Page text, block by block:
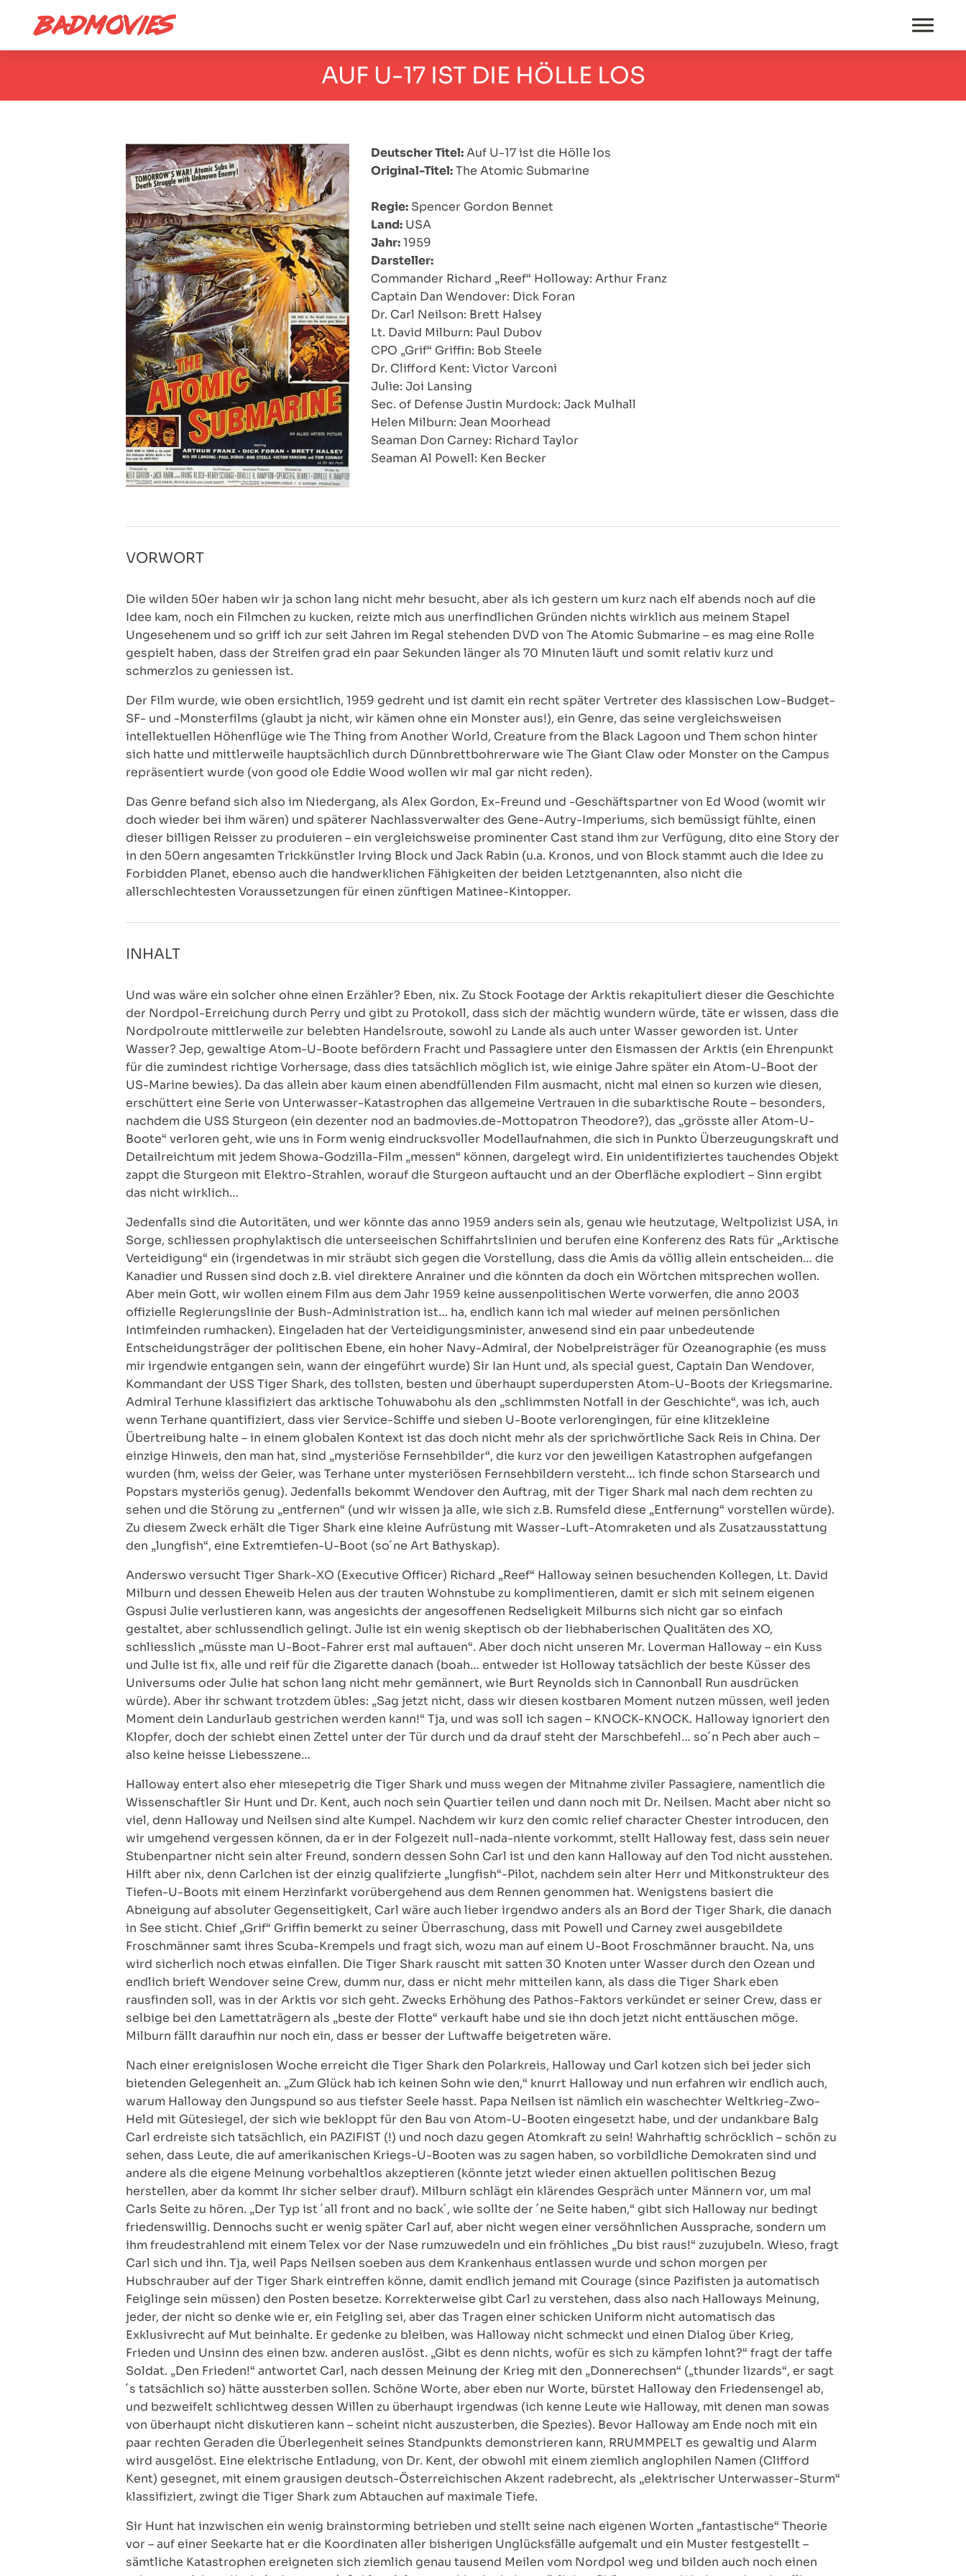
AUF U-17 IST DIE HÖLLE LOS
Deutscher Titel:Auf U-17 ist die Hölle los
Original-Titel:The Atomic Submarine
Regie: Spencer Gordon Bennet
Land: USA
Jahr:1959
Darsteller:
Commander Richard „Reef“ Holloway: Arthur Franz
Captain Dan Wendover: Dick Foran
Dr. Carl Neilson: Brett Halsey
Lt. David Milburn: Paul Dubov
CPO „Grif“ Griffin: Bob Steele
Dr. Clifford Kent: Victor Varconi
Julie: Joi Lansing
Sec. of Defense Justin Murdock: Jack Mulhall
Helen Milburn: Jean Moorhead
Seaman Don Carney: Richard Taylor
Seaman Al Powell: Ken Becker
VORWORT
Die wilden 50er haben wir ja schon lang nicht mehr besucht, aber als ich gestern um kurz nach elf abends noch auf die
Idee kam, noch ein Filmchen zu kucken, reizte mich aus unerfindlichen Gründen nichts wirklich aus meinem Stapel
Ungesehenem und so griff ich zur seit Jahren im Regal stehenden DVD von The Atomic Submarine – es mag eine Rolle
gespielt haben, dass der Streifen grad ein paar Sekunden länger als 70 Minuten läuft und somit relativ kurz und
schmerzlos zu geniessen ist.
Der Film wurde, wie oben ersichtlich, 1959 gedreht und ist damit ein recht später Vertreter des klassischen Low-Budget-
SF- und -Monsterfilms (glaubt ja nicht, wir kämen ohne ein Monster aus!), ein Genre, das seine vergleichsweisen
intellektuellen Höhenflüge wie The Thing from Another World, Creature from the Black Lagoon und Them schon hinter
sich hatte und mittlerweile hauptsächlich durch Dünnbrettbohrerware wie The Giant Claw oder Monster on the Campus
repräsentiert wurde (von good ole Eddie Wood wollen wir mal gar nicht reden).
Das Genre befand sich also im Niedergang, als Alex Gordon, Ex-Freund und -Geschäftspartner von Ed Wood (womit wir
doch wieder bei ihm wären) und späterer Nachlassverwalter des Gene-Autry-Imperiums, sich bemüssigt fühlte, einen
dieser billigen Reisser zu produieren – ein vergleichsweise prominenter Cast stand ihm zur Verfügung, dito eine Story der
in den 50ern angesamten Trickkünstler Irving Block und Jack Rabin (u.a. Kronos, und von Block stammt auch die Idee zu
Forbidden Planet, ebenso auch die handwerklichen Fähigkeiten der beiden Letztgenannten, also nicht die
allerschlechtesten Voraussetzungen für einen zünftigen Matinee-Kintopper.
INHALT
Und was wäre ein solcher ohne einen Erzähler? Eben, nix. Zu Stock Footage der Arktis rekapituliert dieser die Geschichte
der Nordpol-Erreichung durch Perry und gibt zu Protokoll, dass sich der mächtig wundern würde, täte er wissen, dass die
Nordpolroute mittlerweile zur belebten Handelsroute, sowohl zu Lande als auch unter Wasser geworden ist. Unter
Wasser? Jep, gewaltige Atom-U-Boote befördern Fracht und Passagiere unter den Eismassen der Arktis (ein Ehrenpunkt
für die zumindest richtige Vorhersage, dass dies tatsächlich möglich ist, wie einige Jahre später ein Atom-U-Boot der
US-Marine bewies). Da das allein aber kaum einen abendfüllenden Film ausmacht, nicht mal einen so kurzen wie diesen,
erschüttert eine Serie von Unterwasser-Katastrophen das allgemeine Vertrauen in die subarktische Route – besonders,
nachdem die USS Sturgeon (ein dezenter nod an badmovies.de-Mottopatron Theodore?), das „grösste aller Atom-U-
Boote“ verloren geht, wie uns in Form wenig eindrucksvoller Modellaufnahmen, die sich in Punkto Überzeugungskraft und
Detailreichtum mit jedem Showa-Godzilla-Film „messen“ können, dargelegt wird. Ein unidentifiziertes tauchendes Objekt
zappt die Sturgeon mit Elektro-Strahlen, worauf die Sturgeon auftaucht und an der Oberfläche explodiert – Sinn ergibt
das nicht wirklich…
Jedenfalls sind die Autoritäten, und wer könnte das anno 1959 anders sein als, genau wie heutzutage, Weltpolizist USA, in
Sorge, schliessen prophylaktisch die unterseeischen Schiffahrtslinien und berufen eine Konferenz des Rats für „Arktische
Verteidigung“ ein (irgendetwas in mir sträubt sich gegen die Vorstellung, dass die Amis da völlig allein entscheiden… die
Kanadier und Russen sind doch z.B. viel direktere Anrainer und die könnten da doch ein Wörtchen mitsprechen wollen.
Aber mein Gott, wir wollen einem Film aus dem Jahr 1959 keine aussenpolitischen Werte vorwerfen, die anno 2003
offizielle Regierungslinie der Bush-Administration ist… ha, endlich kann ich mal wieder auf meinen persönlichen
Intimfeinden rumhacken). Eingeladen hat der Verteidigungsminister, anwesend sind ein paar unbedeutende
Entscheidungsträger der politischen Ebene, ein hoher Navy-Admiral, der Nobelpreisträger für Ozeanographie (es muss
mir irgendwie entgangen sein, wann der eingeführt wurde) Sir Ian Hunt und, als special guest, Captain Dan Wendover,
Kommandant der USS Tiger Shark, des tollsten, besten und überhaupt superdupersten Atom-U-Boots der Kriegsmarine.
Admiral Terhune klassifiziert das arktische Tohuwabohu als den „schlimmsten Notfall in der Geschichte“, was ich, auch
wenn Terhane quantifiziert, dass vier Service-Schiffe und sieben U-Boote verlorengingen, für eine klitzekleine
Übertreibung halte – in einem globalen Kontext ist das doch nicht mehr als der sprichwörtliche Sack Reis in China. Der
einzige Hinweis, den man hat, sind „mysteriöse Fernsehbilder“, die kurz vor den jeweiligen Katastrophen aufgefangen
wurden (hm, weiss der Geier, was Terhane unter mysteriösen Fernsehbildern versteht… ich finde schon Starsearch und
Popstars mysteriös genug). Jedenfalls bekommt Wendover den Auftrag, mit der Tiger Shark mal nach dem rechten zu
sehen und die Störung zu „entfernen“ (und wir wissen ja alle, wie sich z.B. Rumsfeld diese „Entfernung“ vorstellen würde).
Zu diesem Zweck erhält die Tiger Shark eine kleine Aufrüstung mit Wasser-Luft-Atomraketen und als Zusatzausstattung
den „lungfish“, eine Extremtiefen-U-Boot (so´ne Art Bathyskap).
Anderswo versucht Tiger Shark-XO (Executive Officer) Richard „Reef“ Halloway seinen besuchenden Kollegen, Lt. David
Milburn und dessen Eheweib Helen aus der trauten Wohnstube zu komplimentieren, damit er sich mit seinem eigenen
Gspusi Julie verlustieren kann, was angesichts der angesoffenen Redseligkeit Milburns sich nicht gar so einfach
gestaltet, aber schlussendlich gelingt. Julie ist ein wenig skeptisch ob der liebhaberischen Qualitäten des XO,
schliesslich „müsste man U-Boot-Fahrer erst mal auftauen“. Aber doch nicht unseren Mr. Loverman Halloway – ein Kuss
und Julie ist fix, alle und reif für die Zigarette danach (boah… entweder ist Holloway tatsächlich der beste Küsser des
Universums oder Julie hat schon lang nicht mehr gemännert, wie Burt Reynolds sich in Cannonball Run ausdrücken
würde). Aber ihr schwant trotzdem übles: „Sag jetzt nicht, dass wir diesen kostbaren Moment nutzen müssen, weil jeden
Moment dein Landurlaub gestrichen werden kann!“ Tja, und was soll ich sagen – KNOCK-KNOCK. Halloway ignoriert den
Klopfer, doch der schiebt einen Zettel unter der Tür durch und da drauf steht der Marschbefehl… so´n Pech aber auch –
also keine heisse Liebesszene…
Halloway entert also eher miesepetrig die Tiger Shark und muss wegen der Mitnahme ziviler Passagiere, namentlich die
Wissenschaftler Sir Hunt und Dr. Kent, auch noch sein Quartier teilen und dann noch mit Dr. Neilsen. Macht aber nicht so
viel, denn Halloway und Neilsen sind alte Kumpel. Nachdem wir kurz den comic relief character Chester introducen, den
wir umgehend vergessen können, da er in der Folgezeit null-nada-niente vorkommt, stellt Halloway fest, dass sein neuer
Stubenpartner nicht sein alter Freund, sondern dessen Sohn Carl ist und den kann Halloway auf den Tod nicht ausstehen.
Hilft aber nix, denn Carlchen ist der einzig qualifzierte „lungfish“-Pilot, nachdem sein alter Herr und Mitkonstrukteur des
Tiefen-U-Boots mit einem Herzinfarkt vorübergehend aus dem Rennen genommen hat. Wenigstens basiert die
Abneigung auf absoluter Gegenseitigkeit, Carl wäre auch lieber irgendwo anders als an Bord der Tiger Shark, die danach
in See sticht. Chief „Grif“ Griffin bemerkt zu seiner Überraschung, dass mit Powell und Carney zwei ausgebildete
Froschmänner samt ihres Scuba-Krempels und fragt sich, wozu man auf einem U-Boot Froschmänner braucht. Na, uns
wird sicherlich noch etwas einfallen. Die Tiger Shark rauscht mit satten 30 Knoten unter Wasser durch den Ozean und
endlich brieft Wendover seine Crew, dumm nur, dass er nicht mehr mitteilen kann, als dass die Tiger Shark eben
rausfinden soll, was in der Arktis vor sich geht. Zwecks Erhöhung des Pathos-Faktors verkündet er seiner Crew, dass er
selbige bei den Lamettaträgern als „beste der Flotte“ verkauft habe und sie ihn doch jetzt nicht enttäuschen möge.
Milburn fällt daraufhin nur noch ein, dass er besser der Luftwaffe beigetreten wäre.
Nach einer ereignislosen Woche erreicht die Tiger Shark den Polarkreis, Halloway und Carl kotzen sich bei jeder sich
bietenden Gelegenheit an. „Zum Glück hab ich keinen Sohn wie den,“ knurrt Halloway und nun erfahren wir endlich auch,
warum Halloway den Jungspund so aus tiefster Seele hasst. Papa Neilsen ist nämlich ein waschechter Weltkrieg-Zwo-
Held mit Gütesiegel, der sich wie bekloppt für den Bau von Atom-U-Booten eingesetzt habe, und der undankbare Balg
Carl erdreiste sich tatsächlich, ein PAZIFIST (!) und noch dazu gegen Atomkraft zu sein! Wahrhaftig schröcklich – schön zu
sehen, dass Leute, die auf amerikanischen Kriegs-U-Booten was zu sagen haben, so vorbildliche Demokraten sind und
andere als die eigene Meinung vorbehaltlos akzeptieren (könnte jetzt wieder einen aktuellen politischen Bezug
herstellen, aber da kommt Ihr sicher selber drauf). Milburn schlägt ein klärendes Gespräch unter Männern vor, um mal
Carls Seite zu hören. „Der Typ ist ´all front and no back´, wie sollte der ´ne Seite haben,“ gibt sich Halloway nur bedingt
friedenswillig. Dennochs sucht er wenig später Carl auf, aber nicht wegen einer versöhnlichen Aussprache, sondern um
ihm freudestrahlend mit einem Telex vor der Nase rumzuwedeln und ein fröhliches „Du bist raus!“ zuzujubeln. Wieso, fragt
Carl sich und ihn. Tja, weil Paps Neilsen soeben aus dem Krankenhaus entlassen wurde und schon morgen per
Hubschrauber auf der Tiger Shark eintreffen könne, damit endlich jemand mit Courage (since Pazifisten ja automatisch
Feiglinge sein müssen) den Posten besetze. Korrekterweise gibt Carl zu verstehen, dass also nach Halloways Meinung,
jeder, der nicht so denke wie er, ein Feigling sei, aber das Tragen einer schicken Uniform nicht automatisch das
Exklusivrecht auf Mut beinhalte. Er gedenke zu bleiben, was Halloway nicht schmeckt und einen Dialog über Krieg,
Frieden und Unsinn des einen bzw. anderen auslöst. „Gibt es denn nichts, wofür es sich zu kämpfen lohnt?“ fragt der taffe
Soldat. „Den Frieden!“ antwortet Carl, nach dessen Meinung der Krieg mit den „Donnerechsen“ („thunder lizards“, er sagt
´s tatsächlich so) hätte aussterben sollen. Schöne Worte, aber eben nur Worte, bürstet Halloway den Friedensengel ab,
und bezweifelt schlichtweg dessen Willen zu überhaupt irgendwas (ich kenne Leute wie Halloway, mit denen man sowas
von überhaupt nicht diskutieren kann – scheint nicht auszusterben, die Spezies). Bevor Halloway am Ende noch mit ein
paar rechten Geraden die Überlegenheit seines Standpunkts demonstrieren kann, RRUMMPELT es gewaltig und Alarm
wird ausgelöst. Eine elektrische Entladung, von Dr. Kent, der obwohl mit einem ziemlich anglophilen Namen (Clifford
Kent) gesegnet, mit einem grausigen deutsch-Österreichischen Akzent radebrecht, als „elektrischer Unterwasser-Sturm“
klassifiziert, zwingt die Tiger Shark zum Abtauchen auf maximale Tiefe.
Sir Hunt hat inzwischen ein wenig brainstorming betrieben und stellt seine nach eigenen Worten „fantastische“ Theorie
vor – auf einer Seekarte hat er die Koordinaten aller bisherigen Unglücksfälle aufgemalt und ein Muster festgestellt –
sämtliche Katastrophen ereigneten sich ziemlich genau tausend Meilen vom Nordpol weg und bilden auch noch einen